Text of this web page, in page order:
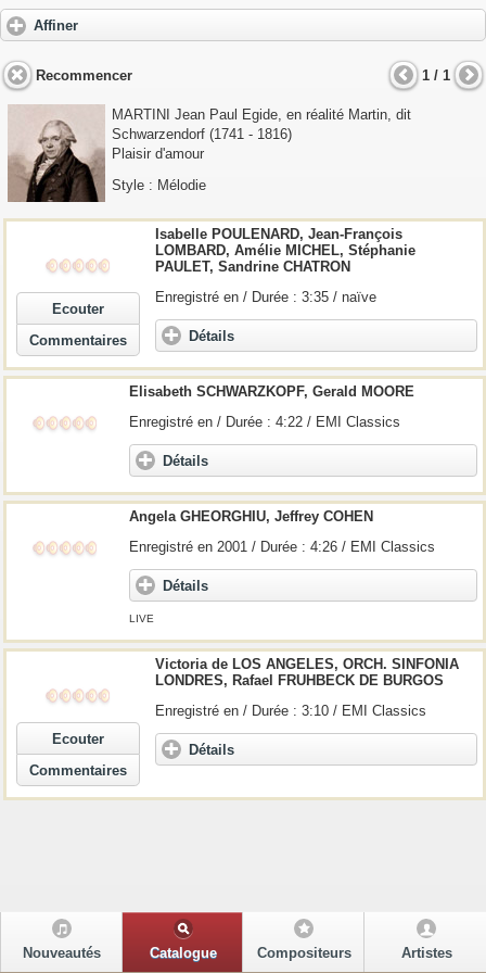
Affiner
Recommencer 1 / 1
MARTINI Jean Paul Egide, en réalité Martin, dit
Schwarzendorf (1741 - 1816)
Plaisir d'amour
Style : Mélodie
Ecouter
Commentaires
Isabelle POULENARD,Jean-François
LOMBARD, Amélie MICHEL, Stéphanie
PAULET, Sandrine CHATRON
Enregistré en / Durée : 3:35 / naïve
Détails
Elisabeth SCHWARZKOPF, Gerald MOORE
Enregistré en / Durée : 4:22 / EMI Classics
Détails
Angela GHEORGHIU, Jeffrey COHEN
Enregistré en 2001 / Durée : 4:26 / EMI Classics
Détails
LIVE
Ecouter
Commentaires
Victoria de LOS ANGELES, ORCH. SINFONIA
LONDRES, Rafael FRUHBECK DE BURGOS
Enregistré en / Durée : 3:10 / EMI Classics
Détails
Nouveautés Catalogue Compositeurs Artistes